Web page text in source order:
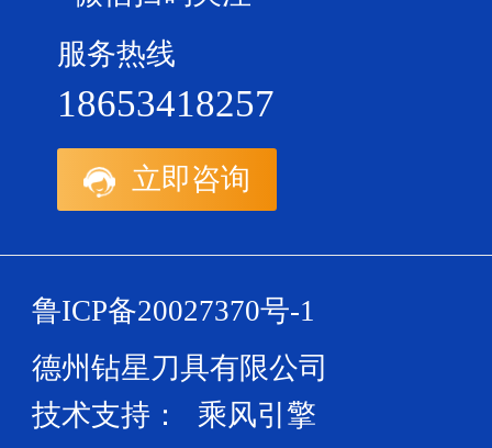
服务热线
18653418257
立即咨询
鲁ICP备20027370号-1
德州钻星刀具有限公司
技术支持：
乘风引擎